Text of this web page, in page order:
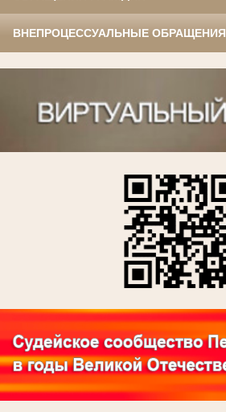
ВНЕПРОЦЕССУАЛЬНЫЕ ОБРАЩЕНИЯ